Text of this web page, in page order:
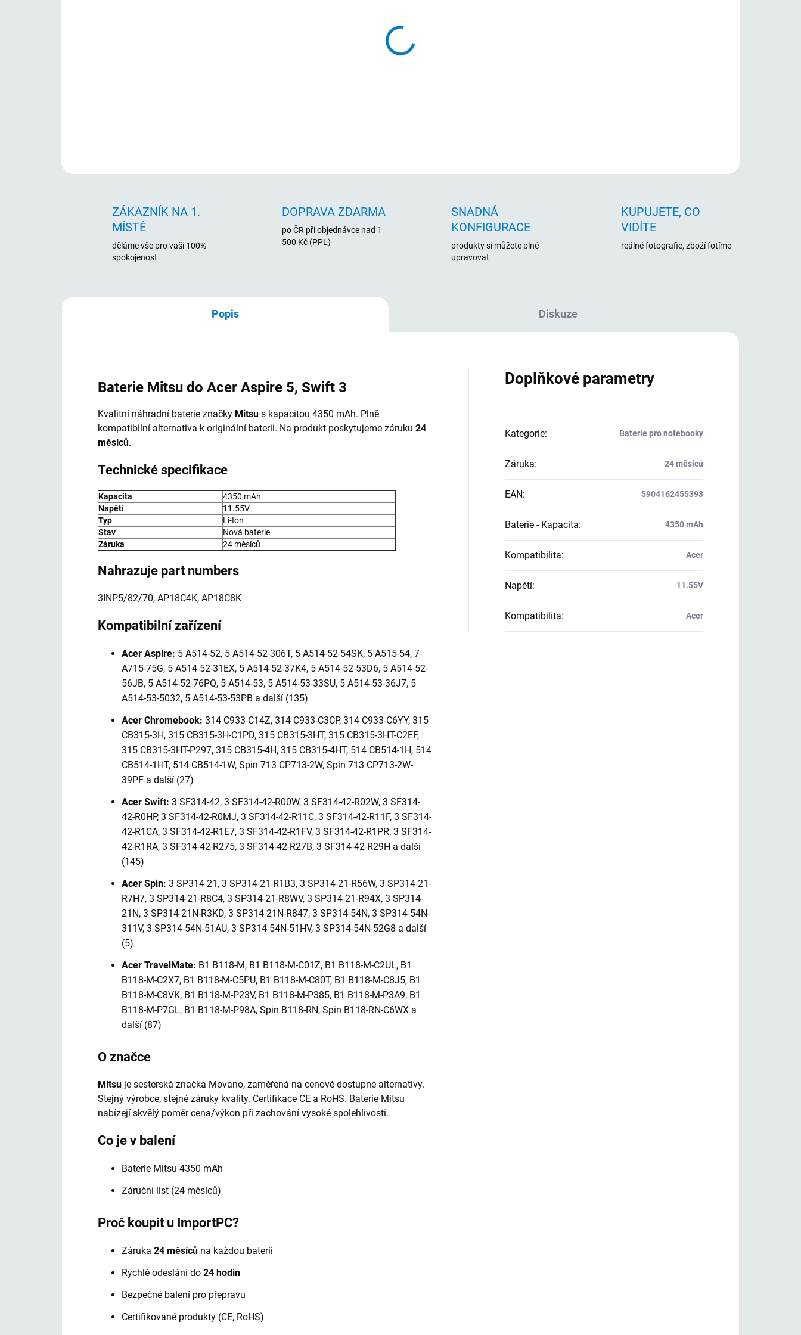
ZÁKAZNÍK NA 1.
MÍSTĚ
děláme vše pro vaši 100%
spokojenost
DOPRAVA ZDARMA
po ČR při objednávce nad 1
500 Kč (PPL)
SNADNÁ
KONFIGURACE
produkty si můžete plně
upravovat
KUPUJETE, CO
VIDÍTE
reálné fotografie, zboží fotíme
Popis Diskuze
Baterie Mitsu do Acer Aspire 5, Swift 3
Kvalitní náhradní baterie značky Mitsu s kapacitou 4350 mAh. Plně
kompatibilní alternativa k originální baterii. Na produkt poskytujeme záruku 24
měsíců.
Technické specifikace
Kapacita
4350 mAh
Napětí
11.55V
Typ
Li-Ion
Stav
Nová baterie
Záruka
24 měsíců
Nahrazuje part numbers
3INP5/82/70, AP18C4K, AP18C8K
Kompatibilní zařízení
Acer Aspire: 5 A514-52, 5 A514-52-306T, 5 A514-52-54SK, 5 A515-54, 7
A715-75G, 5 A514-52-31EX, 5 A514-52-37K4, 5 A514-52-53D6, 5 A514-52-
56JB, 5 A514-52-76PQ, 5 A514-53, 5 A514-53-33SU, 5 A514-53-36J7, 5
A514-53-5032, 5 A514-53-53PB a další (135)
Acer Chromebook: 314 C933-C14Z, 314 C933-C3CP, 314 C933-C6YY, 315
CB315-3H, 315 CB315-3H-C1PD, 315 CB315-3HT, 315 CB315-3HT-C2EF,
315 CB315-3HT-P297, 315 CB315-4H, 315 CB315-4HT, 514 CB514-1H, 514
CB514-1HT, 514 CB514-1W, Spin 713 CP713-2W, Spin 713 CP713-2W-
39PF a další (27)
Acer Swift: 3 SF314-42, 3 SF314-42-R00W, 3 SF314-42-R02W, 3 SF314-
42-R0HP, 3 SF314-42-R0MJ, 3 SF314-42-R11C, 3 SF314-42-R11F, 3 SF314-
42-R1CA, 3 SF314-42-R1E7, 3 SF314-42-R1FV, 3 SF314-42-R1PR, 3 SF314-
42-R1RA, 3 SF314-42-R275, 3 SF314-42-R27B, 3 SF314-42-R29H a další
(145)
Acer Spin: 3 SP314-21, 3 SP314-21-R1B3, 3 SP314-21-R56W, 3 SP314-21-
R7H7, 3 SP314-21-R8C4, 3 SP314-21-R8WV, 3 SP314-21-R94X, 3 SP314-
21N, 3 SP314-21N-R3KD, 3 SP314-21N-R847, 3 SP314-54N, 3 SP314-54N-
311V, 3 SP314-54N-51AU, 3 SP314-54N-51HV, 3 SP314-54N-52G8 a další
(5)
Acer TravelMate: B1 B118-M, B1 B118-M-C01Z, B1 B118-M-C2UL, B1
B118-M-C2X7, B1 B118-M-C5PU, B1 B118-M-C80T, B1 B118-M-C8J5, B1
B118-M-C8VK, B1 B118-M-P23V, B1 B118-M-P385, B1 B118-M-P3A9, B1
B118-M-P7GL, B1 B118-M-P98A, Spin B118-RN, Spin B118-RN-C6WX a
další (87)
O značce
Mitsu je sesterská značka Movano, zaměřená na cenově dostupné alternativy.
Stejný výrobce, stejné záruky kvality. Certifikace CE a RoHS. Baterie Mitsu
nabízejí skvělý poměr cena/výkon při zachování vysoké spolehlivosti.
Co je v balení
Baterie Mitsu 4350 mAh
Záruční list (24 měsíců)
Proč koupit u ImportPC?
Záruka 24 měsíců na každou baterii
Rychlé odeslání do 24 hodin
Bezpečné balení pro přepravu
Certifikované produkty (CE, RoHS)
Doplňkové parametry
Kategorie: Baterie pro notebooky
Záruka: 24 měsíců
EAN: 5904162455393
Baterie - Kapacita: 4350 mAh
Kompatibilita: Acer
Napětí: 11.55V
Kompatibilita: Acer